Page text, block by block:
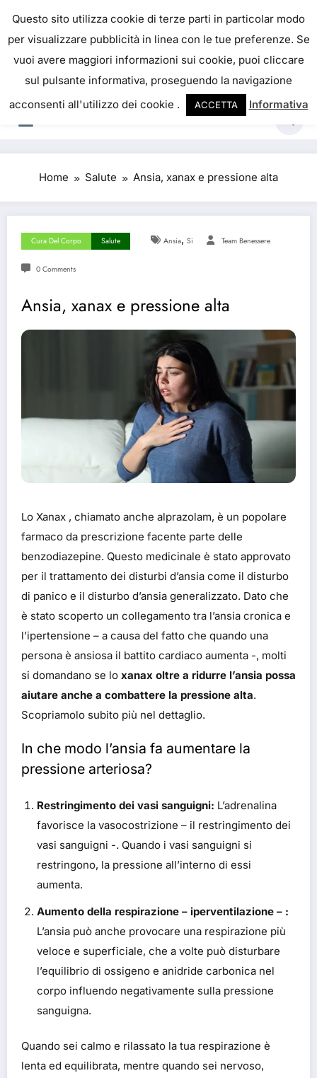
content
IL PORTALE DEL BENESSERE
La salute è come il denaro, non abbiamo mai una
vera idea del suo valore fino a quando la
perdiamo. Josh Billings
Home Salute Ansia, xanax e pressione alta
Cura Del Corpo Salute Ansia, Si Team Benessere
0 Comments
Ansia, xanax e pressione alta
Lo Xanax , chiamato anche alprazolam, è un popolare
farmaco da prescrizione facente parte delle
benzodiazepine. Questo medicinale è stato approvato
per il trattamento dei disturbi d’ansia come il disturbo
di panico e il disturbo d’ansia generalizzato. Dato che
è stato scoperto un collegamento tra l’ansia cronica e
l’ipertensione – a causa del fatto che quando una
persona è ansiosa il battito cardiaco aumenta -, molti
si domandano se lo xanax oltre a ridurre l’ansia possa
aiutare anche a combattere la pressione alta.
Scopriamolo subito più nel dettaglio.
In che modo l’ansia fa aumentare la
pressione arteriosa?
Restringimento dei vasi sanguigni: L’adrenalina
favorisce la vasocostrizione – il restringimento dei
vasi sanguigni -. Quando i vasi sanguigni si
restringono, la pressione all’interno di essi
aumenta.
Aumento della respirazione – iperventilazione – :
L’ansia può anche provocare una respirazione più
veloce e superficiale, che a volte può disturbare
l’equilibrio di ossigeno e anidride carbonica nel
corpo influendo negativamente sulla pressione
sanguigna.
Quando sei calmo e rilassato la tua respirazione è
lenta ed equilibrata, mentre quando sei nervoso,
Questo sito utilizza cookie di terze parti in particolar modo
per visualizzare pubblicità in linea con le tue preferenze. Se
vuoi avere maggiori informazioni sui cookie, puoi cliccare
sul pulsante informativa, proseguendo la navigazione
acconsenti all'utilizzo dei cookie .
ACCETTA Informativa